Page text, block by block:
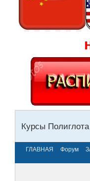
Курсы
ГЛАВНАЯ Форум